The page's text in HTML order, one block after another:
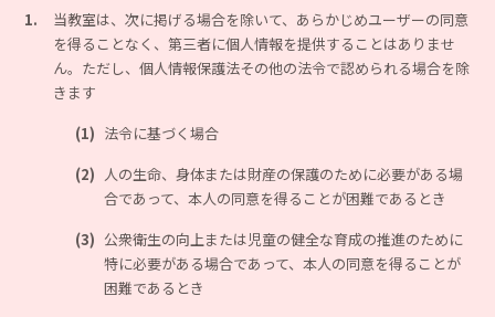
1.
当教室は、次に掲げる場合を除いて、あらかじめユーザーの同意
を得ることなく、第三者に個人情報を提供することはありませ
ん。ただし、個人情報保護法その他の法令で認められる場合を除
きます
(1) 法令に基づく場合
(2) 人の生命、身体または財産の保護のために必要がある場
合であって、本人の同意を得ることが困難であるとき
(3) 公衆衛生の向上または児童の健全な育成の推進のために
特に必要がある場合であって、本人の同意を得ることが
困難であるとき